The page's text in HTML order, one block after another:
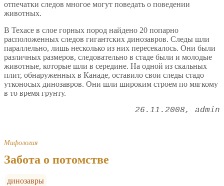
отпечатки следов многое могут поведать о поведении
животных.
В Техасе в слое горных пород найдено 20 попарно
расположенных следов гигантских динозавров. Следы шли
параллельно, лишь несколько из них пересекалось. Они были
различных размеров, следовательно в стаде были и молодые
животные, которые шли в середине. На одной из скальных
плит, обнаруженных в Канаде, оставило свои следы стадо
утконосых динозавров. Они шли широким строем по мягкому
в то время грунту.
26.11.2008 admin
Мифология
Забота о потомстве
динозавры